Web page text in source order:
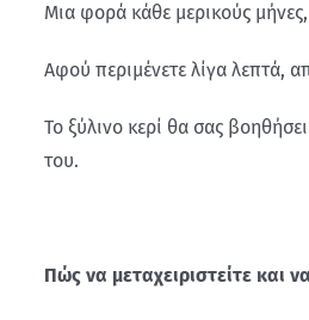
Μια φορά κάθε μερικούς
Αφού περιμένετε λίγα λεπτά,
Το ξύλινο κερί θα σας
του.
Πώς να μεταχειριστείτε και